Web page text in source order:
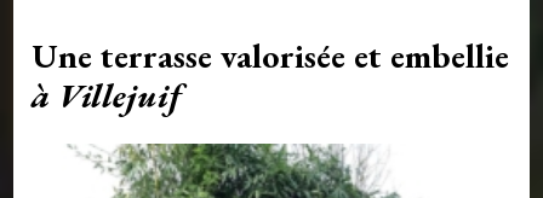
Une terrasse valorisée et embellie
à Villejuif